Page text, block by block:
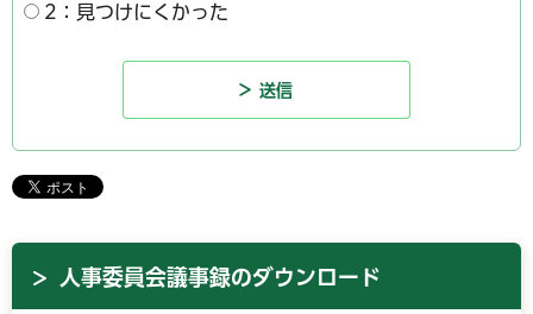
2：見つけにくかった
人事委員会議事録のダウンロード